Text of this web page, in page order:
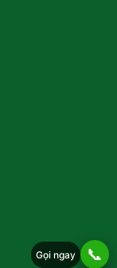
Gọi ngay 📞